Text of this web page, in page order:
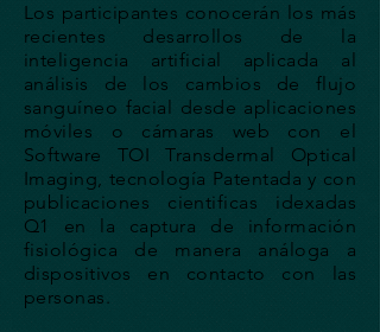
Los participantes conocerán los más
recientes desarrollos de la
inteligencia artificial aplicada al
análisis de los cambios de flujo
sanguíneo facial desde aplicaciones
móviles o cámaras web con el
Software TOI Transdermal Optical
Imaging, tecnología Patentada y con
publicaciones cientificas idexadas
Q1 en la captura de información
fisiológica de manera análoga a
dispositivos en contacto con las
personas.